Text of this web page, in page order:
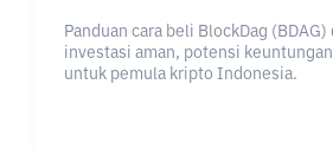
Panduan cara beli BlockDag
investasi aman, potensi
untuk pemula kripto Indonesia.